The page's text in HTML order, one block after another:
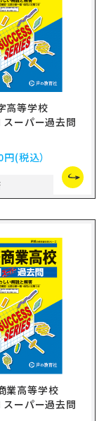
高等学校
ーパー過去問
円(税込）
業高等学校
ーパー過去問